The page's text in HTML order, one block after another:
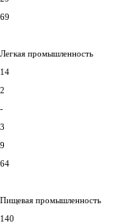
69
Легкая промышленность
14
2
-
3
9
64
Пищевая промышленность
140